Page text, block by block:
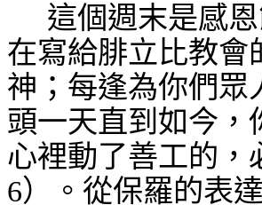
這個週末是感
在寫給腓立比教會
神；每逢為你們眾
頭一天直到如今，
心裡動了善工的，
6）。從保羅的表